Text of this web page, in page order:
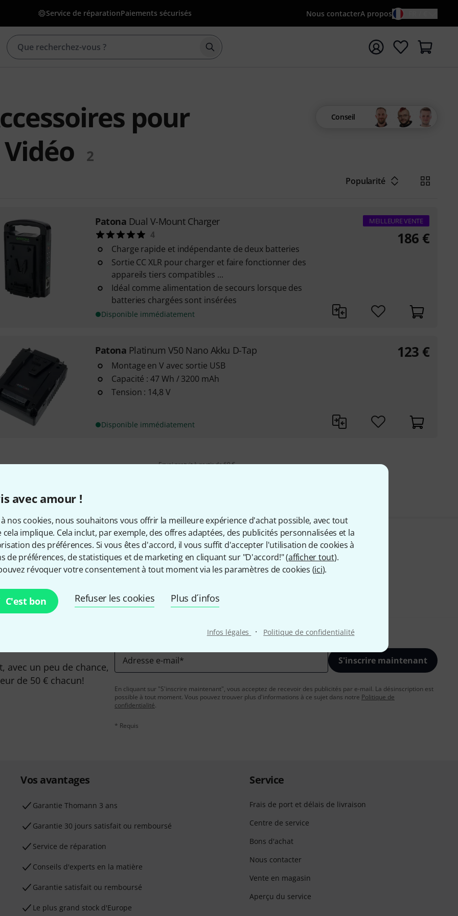
avec amour !
à nos cookies, nous souhaitons vous offrir la meilleure expérience d'achat possible, avec tout
cela implique. Cela inclut, par exemple, des offres adaptées, des publicités personnalisées et la
des préférences. Si vous êtes d'accord, il vous suffit d'accepter l'utilisation de cookies à
de préférences, de statistiques et de marketing en cliquant sur "D'accord!" (afficher tout).
révoquer votre consentement à tout moment via les paramètres de cookies (ici).
C'est bon Refuser les cookies Plus d´infos
Infos légales · Politique de confidentialité
Service de réparationPaiements sécurisés Nous contacterA propos
Démarrer la recherche avec le terme de recherche
pour
2
Conseil
Popularité
Patona Dual V-Mount Charger
4
Charge rapide et indépendante de deux batteries
Sortie CC XLR pour charger et faire fonctionner des
appareils tiers compatibles ...
Idéal comme alimentation de secours lorsque des
batteries chargées sont insérées
Disponible immédiatement
MEILLEURE VENTE
186 €
Patona Platinum V50 Nano Akku D-Tap
Montage en V avec sortie USB
Capacité : 47 Wh / 3200 mAh
Tension : 14,8 V
Disponible immédiatement
123 €
Envoi gratuit à partir de 69 €
Aimez-vous ce que vous voyez ?
Partager Aide et commentaires
avec un peu de chance,
de 50 € chacun!
Adresse e-mail* S'inscrire maintenant
En cliquant sur "S'inscrire maintenant", vous acceptez de recevoir des publicités par e-mail. La désinscription est
possible à tout moment. Vous pouvez trouver plus d'informations à ce sujet dans notre Politique de
confidentialité.
* Requis
Vos avantages
Ga­ran­tie Thomann 3 ans
Garantie 30 jours satisfait ou remboursé
Service de réparation
Conseils d'experts en la matière
Garantie satisfait ou remboursé
Le plus grand stock d'Europe
Service
Frais de port et délais de livraison
Centre de service
Bons d'achat
Nous contacter
Vente en magasin
Aperçu du service